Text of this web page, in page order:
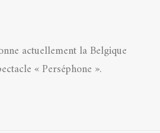
actuellement la Belgique
« Perséphone ».